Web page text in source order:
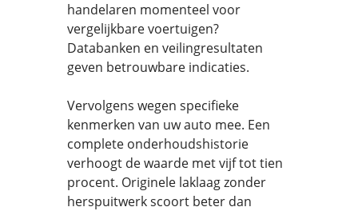
handelaren momenteel voor
vergelijkbare voertuigen?
Databanken en veilingresultaten
geven betrouwbare indicaties.
Vervolgens wegen specifieke
kenmerken van uw auto mee. Een
complete onderhoudshistorie
verhoogt de waarde met vijf tot tien
procent. Originele laklaag zonder
herspuitwerk scoort beter dan